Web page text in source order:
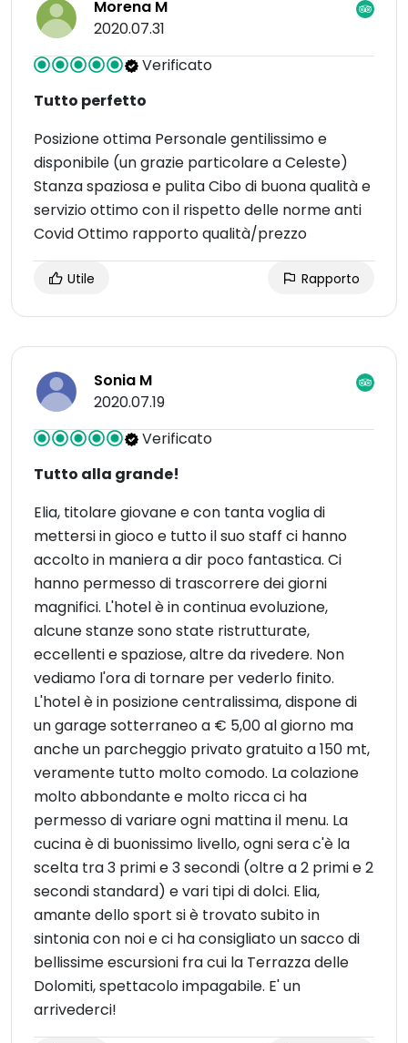
Morena M
2020.07.31
Verificato
Tutto perfetto
Posizione ottima Personale gentilissimo e
disponibile (un grazie particolare a Celeste)
Stanza spaziosa e pulita Cibo di buona qualità e
servizio ottimo con il rispetto delle norme anti
Covid Ottimo rapporto qualità/prezzo
Utile Rapporto
Sonia M
2020.07.19
Verificato
Tutto alla grande!
Elia, titolare giovane e con tanta voglia di
mettersi in gioco e tutto il suo staff ci hanno
accolto in maniera a dir poco fantastica. Ci
hanno permesso di trascorrere dei giorni
magnifici. L'hotel è in continua evoluzione,
alcune stanze sono state ristrutturate,
eccellenti e spaziose, altre da rivedere. Non
vediamo l'ora di tornare per vederlo finito.
L'hotel è in posizione centralissima, dispone di
un garage sotterraneo a € 5,00 al giorno ma
anche un parcheggio privato gratuito a 150 mt,
veramente tutto molto comodo. La colazione
molto abbondante e molto ricca ci ha
permesso di variare ogni mattina il menu. La
cucina è di buonissimo livello, ogni sera c'è la
scelta tra 3 primi e 3 secondi (oltre a 2 primi e 2
secondi standard) e vari tipi di dolci. Elia,
amante dello sport si è trovato subito in
sintonia con noi e ci ha consigliato un sacco di
bellissime escursioni fra cui la Terrazza delle
Dolomiti, spettacolo impagabile. E' un
arrivederci!